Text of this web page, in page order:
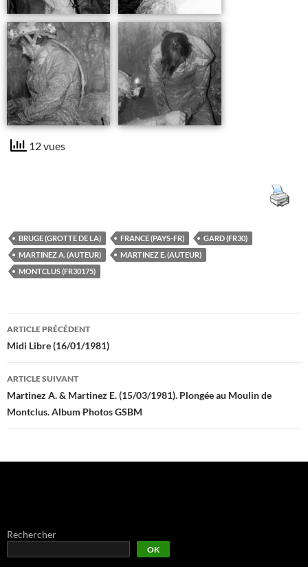
12 vues
BRUGE (GROTTE DE LA) FRANCE (PAYS-FR)
GARD (FR30)
MARTINEZ A. (AUTEUR)
MARTINEZ E. (AUTEUR)
MONTCLUS (FR30175)
Navigation
des
articles
ARTICLE PRÉCÉDENT
Midi Libre (16/01/1981)
ARTICLE SUIVANT
Martinez A. & Martinez E. (15/03/1981). Plongée au Moulin de
Montclus. Album Photos GSBM
Rechercher
OK